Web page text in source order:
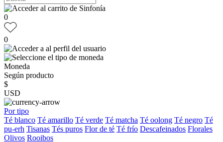
0
0
Moneda
Según producto
$
USD
Por tipo
Té blanco Té amarillo Té verde Té matcha Té oolong Té negro Té
pu-erh Tisanas Tés puros Flor de té Té frío Descafeinados Florales
Olivos Rooibos